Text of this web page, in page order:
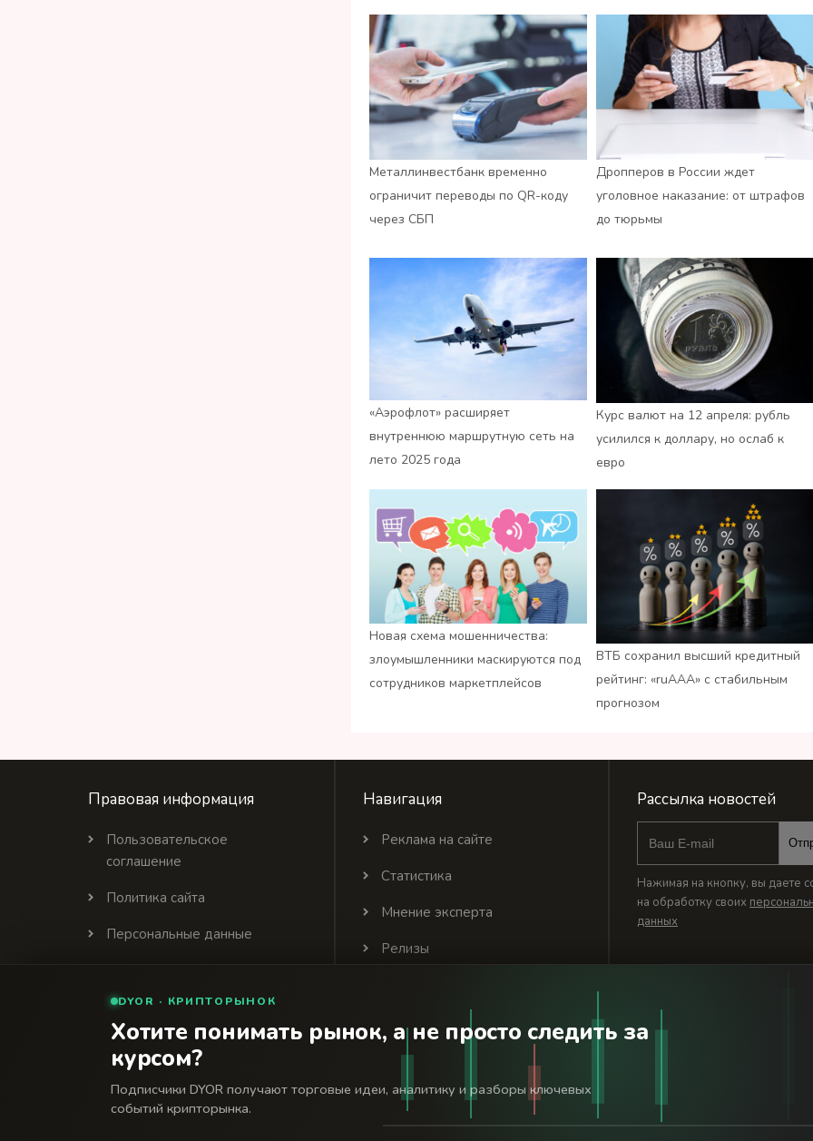
Металлинвестбанк временно
ограничит переводы по QR-коду
через СБП
Дропперов в России ждет
уголовное наказание: от штрафов
до тюрьмы
«Аэрофлот» расширяет
внутреннюю маршрутную сеть на
лето 2025 года
Курс валют на 12 апреля: рубль
усилился к доллару, но ослаб к
евро
Новая схема мошенничества:
злоумышленники маскируются под
сотрудников маркетплейсов
ВТБ сохранил высший кредитный
рейтинг: «ruАAA» с стабильным
прогнозом
Правовая информация
Пользовательское
соглашение
Политика сайта
Персональные данные
Партнеры
Навигация
Реклама на сайте
Статистика
Мнение эксперта
Релизы
Рассылка новостей
Нажимая на кнопку, вы даете
на обработку своих
данных
© 2026 Финансовый интернет-портал «Банки Сегодня». Используя сайт BanksToday.net вы соглашаетесь с
Сетевое издание «Банки Сегодня» зарегистрировано Федеральной службой по надзору в сфере связи, информационных
DYOR · КРИПТОРЫНОК
Хотите понимать рынок, а не просто следить за
курсом?
Подписчики DYOR получают торговые идеи, аналитику и разборы ключевых
событий крипторынка.